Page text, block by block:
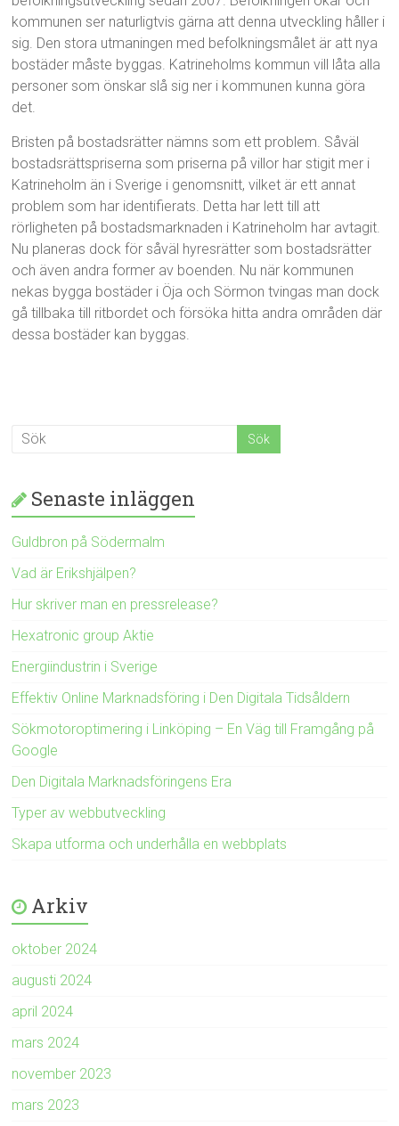
kommunen ser naturligtvis gärna att denna utveckling håller i
sig. Den stora utmaningen med befolkningsmålet är att nya
bostäder måste byggas. Katrineholms kommun vill låta alla
personer som önskar slå sig ner i kommunen kunna göra
det.
Bristen på bostadsrätter nämns som ett problem. Såväl
bostadsrättspriserna som priserna på villor har stigit mer i
Katrineholm än i Sverige i genomsnitt, vilket är ett annat
problem som har identifierats. Detta har lett till att
rörligheten på bostadsmarknaden i Katrineholm har avtagit.
Nu planeras dock för såväl hyresrätter som bostadsrätter
och även andra former av boenden. Nu när kommunen
nekas bygga bostäder i Öja och Sörmon tvingas man dock
gå tillbaka till ritbordet och försöka hitta andra områden där
dessa bostäder kan byggas.
Senaste inläggen
Guldbron på Södermalm
Vad är Erikshjälpen?
Hur skriver man en pressrelease?
Hexatronic group Aktie
Energiindustrin i Sverige
Effektiv Online Marknadsföring i Den Digitala Tidsåldern
Sökmotoroptimering i Linköping – En Väg till Framgång på
Google
Den Digitala Marknadsföringens Era
Typer av webbutveckling
Skapa utforma och underhålla en webbplats
Arkiv
oktober 2024
augusti 2024
april 2024
mars 2024
november 2023
mars 2023